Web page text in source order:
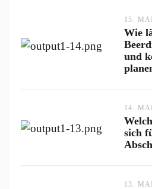
15.
Wie
und
14.
sich
13.